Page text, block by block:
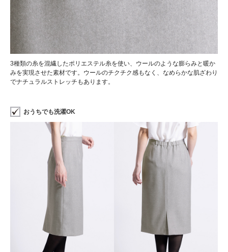
3種類の糸を混繊したポリエステル糸を使い、ウールのような膨らみと暖か
みを実現させた素材です。ウールのチクチク感もなく、なめらかな肌ざわり
でナチュラルストレッチもあります。
おうちでも洗濯OK